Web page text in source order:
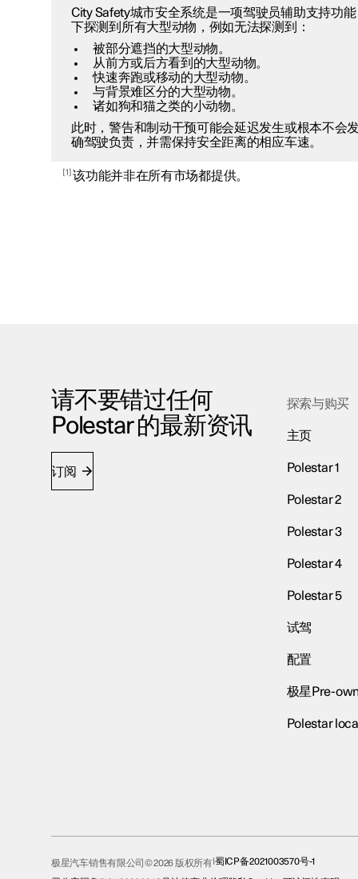
City Safety城市安全系统是一项驾驶员辅助支持功
下探测到所有大型动物，例如无法探测到：
被部分遮挡的大型动物。
从前方或后方看到的大型动物。
快速奔跑或移动的大型动物。
与背景难区分的大型动物。
诸如狗和猫之类的小动物。
此时，警告和制动干预可能会延迟发生或根本不会
确驾驶负责，并需保持安全距离的相应车速。
1 该功能并非在所有市场都提供。
请不要错过任何
Polestar 的最新资讯
订阅
探索与购买
主页
Polestar 1
Polestar 2
Polestar 3
Polestar 4
Polestar 5
试驾
配置
极星Pre-
Polestar
极星汽车销售有限公司© 2026 版权所有 蜀ICP备2021003570号-1